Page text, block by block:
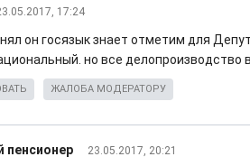
17:24
он госязык знает отметим для
но все делопроизводство
ЖАЛОБА МОДЕРАТОРУ
пенсионер 23.05.2017, 20:21